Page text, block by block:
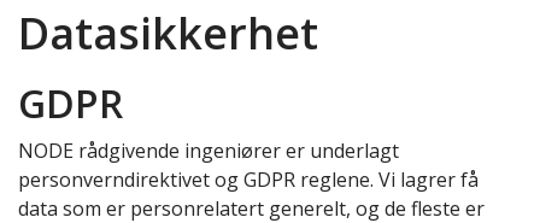
Datasikkerhet
GDPR
NODE rådgivende ingeniører er underlagt
personverndirektivet og GDPR reglene. Vi lagrer få
data som er personrelatert generelt, og de fleste er